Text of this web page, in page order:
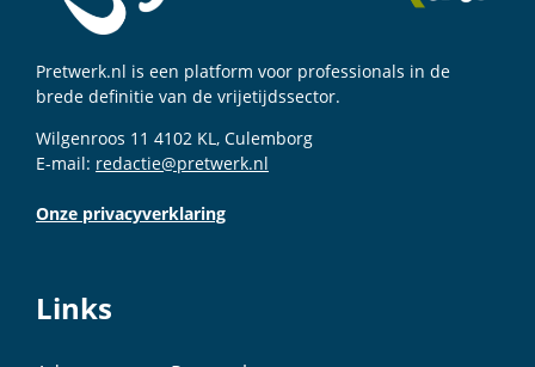
Pretwerk.nl is een platform voor professionals in de
brede definitie van de vrijetijdssector.
Wilgenroos 11 4102 KL, Culemborg
E-mail: redactie@pretwerk.nl
Onze privacyverklaring
Links